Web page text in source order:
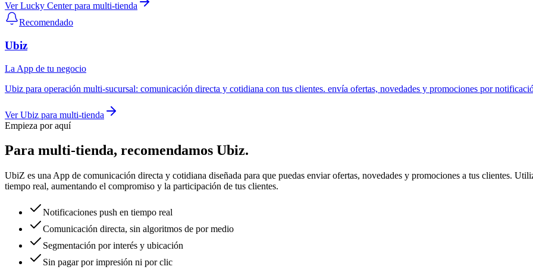
VerLucky Centerpara multi-tienda
Recomendado
Ubiz
La App de tu negocio
Ubiz para operación multi-sucursal: comunicación directa y cotidiana con tus clientes. envía ofertas, novedades y promociones por
VerUbiz para multi-tienda
Empieza por aquí
Para multi-tienda, recomendamos Ubiz.
UbiZ es una App de comunicación directa y cotidiana diseñada para que puedas enviar ofertas, novedades y promociones a tus clientes.
tiempo real, aumentando el compromiso y la participación de tus clientes.
Notificaciones push en tiempo real
Comunicación directa, sin algoritmos de por medio
Segmentación por interés y ubicación
Sin pagar por impresión ni por clic